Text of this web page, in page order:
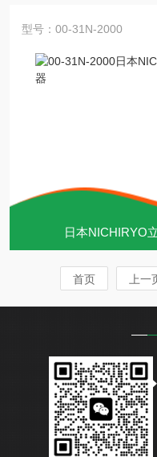
型号：00-31N-2000
日本NICHIRYO
首页 上一